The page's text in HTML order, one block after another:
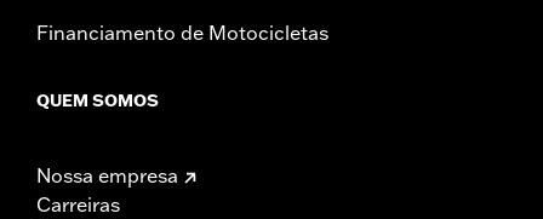
Financiamento de Motocicletas
QUEM SOMOS
Nossa empresa
Carreiras